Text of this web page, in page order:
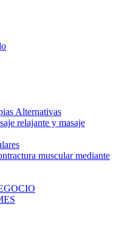
Alternativas
relajante y masaje
muscular mediante